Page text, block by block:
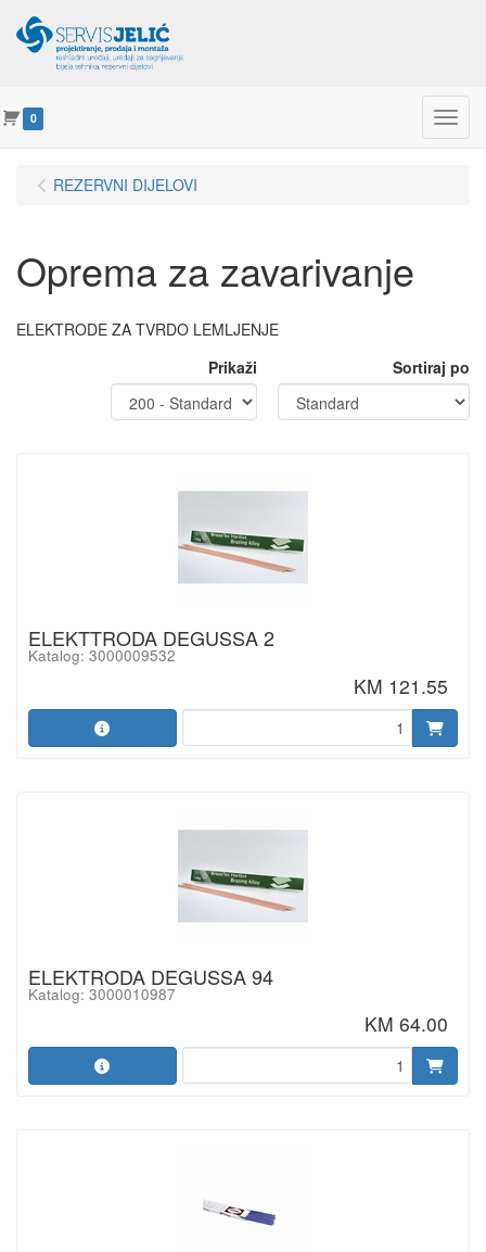
0 Menu
REZERVNI DIJELOVI
Oprema za zavarivanje
ELEKTRODE ZA TVRDO LEMLJENJE
Prikaži
Sortiraj po
ELEKTTRODA DEGUSSA 2
Katalog: 3000009532
KM 121.55
ELEKTRODA DEGUSSA 94
Katalog: 3000010987
KM 64.00